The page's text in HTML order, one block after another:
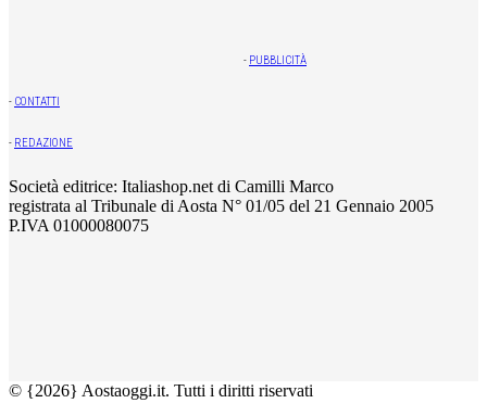
- PUBBLICITÀ
- CONTATTI
- REDAZIONE
Società editrice: Italiashop.net di Camilli Marco
registrata al Tribunale di Aosta N° 01/05 del 21 Gennaio 2005
P.IVA 01000080075
© {2026} Aostaoggi.it. Tutti i diritti riservati